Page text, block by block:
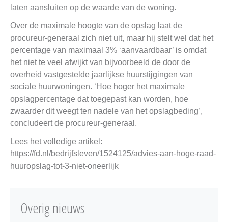
laten aansluiten op de waarde van de woning.
Over de maximale hoogte van de opslag laat de
procureur-generaal zich niet uit, maar hij stelt wel dat het
percentage van maximaal 3% ‘aanvaardbaar’ is omdat
het niet te veel afwijkt van bijvoorbeeld de door de
overheid vastgestelde jaarlijkse huurstijgingen van
sociale huurwoningen. ‘Hoe hoger het maximale
opslagpercentage dat toegepast kan worden, hoe
zwaarder dit weegt ten nadele van het opslagbeding’,
concludeert de procureur-generaal.
Lees het volledige artikel:
https://fd.nl/bedrijfsleven/1524125/advies-aan-hoge-raad-
huuropslag-tot-3-niet-oneerlijk
Overig nieuws